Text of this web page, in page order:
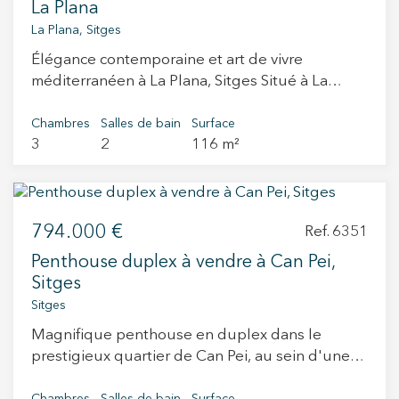
résidence principale que comme résidence
La Plana
La Plana, Sitges
Élégance contemporaine et art de vivre
méditerranéen à La Plana, Sitges Situé à La
recherchées de Sitges, cet appartement récent
incarne une vision contemporaine du confort en
ville et des plages, et à seulement 35 minutes
moderne, sérénité et qualité de vie dans un
environnement privilégié. Entièrement extérieur
et en angle, le logement bénéficie d’une
luminosité remarquable tout au long de la
journée. Ses vues dégagées sur la mer et sa
double orientation créent une atmosphère
fluide et lumineuse, où l’intérieur et l’extérieur
Chambres
3
Salles de bain
2
Surface
116 m²
794.000 € Ref. 6351
Penthouse duplex à vendre à Can Pei,
Sitges
Sitges
Magnifique penthouse en duplex dans le
prestigieux quartier de Can Pei, au sein d'une